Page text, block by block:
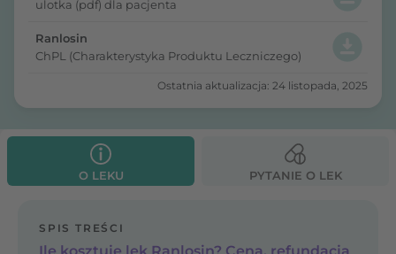
ulotka (pdf) dla pacjenta
Ranlosin
ChPL (Charakterystyka Produktu Leczniczego)
Ostatnia aktualizacja: 24 listopada, 2025
O LEKU PYTANIE O LEK
SPIS TREŚCI